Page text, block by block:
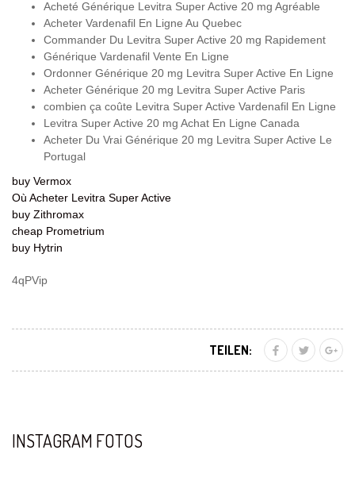
Acheté Générique Levitra Super Active 20 mg Agréable
Acheter Vardenafil En Ligne Au Quebec
Commander Du Levitra Super Active 20 mg Rapidement
Générique Vardenafil Vente En Ligne
Ordonner Générique 20 mg Levitra Super Active En Ligne
Acheter Générique 20 mg Levitra Super Active Paris
combien ça coûte Levitra Super Active Vardenafil En Ligne
Levitra Super Active 20 mg Achat En Ligne Canada
Acheter Du Vrai Générique 20 mg Levitra Super Active Le
Portugal
buy Vermox
Où Acheter Levitra Super Active
buy Zithromax
cheap Prometrium
buy Hytrin
4qPVip
TEILEN:
INSTAGRAM FOTOS